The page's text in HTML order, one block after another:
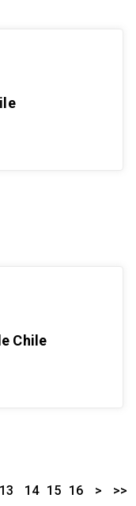
Chile
13 14 15 16 > >>